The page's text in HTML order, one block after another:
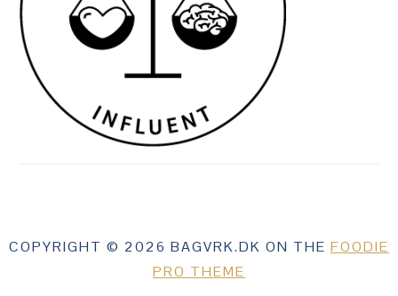
COPYRIGHT © 2026 BAGVRK.DK ON THE FOODIE
PRO THEME